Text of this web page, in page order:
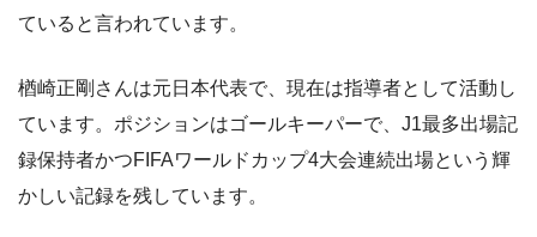
ていると言われています。
楢崎正剛さんは元日本代表で、現在は指導者として活動し
ています。ポジションはゴールキーパーで、J1最多出場記
録保持者かつFIFAワールドカップ4大会連続出場という輝
かしい記録を残しています。